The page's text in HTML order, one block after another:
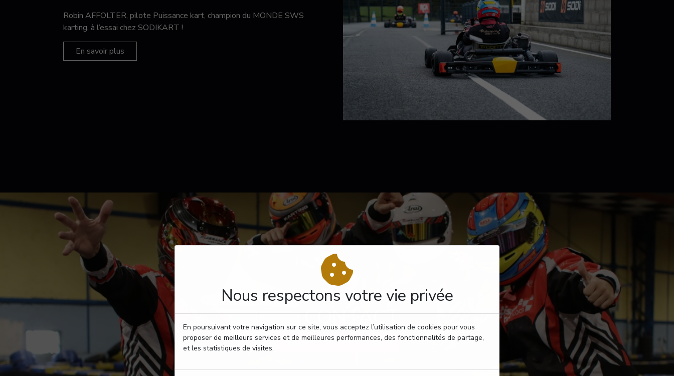
Nous respectons votre vie privée
En poursuivant votre navigation sur ce site, vous acceptez l’utilisation de cookies pour vous
proposer de meilleurs services et de meilleures performances, des fonctionnalités de partage,
et les statistiques de visites.
Robin AFFOLTER, pilote Puissance kart, champion du MONDE SWS
karting, à l’essai chez SODIKART !
En savoir plus
CONTACT
RÉSERVEZ VOTRE PASSAGE